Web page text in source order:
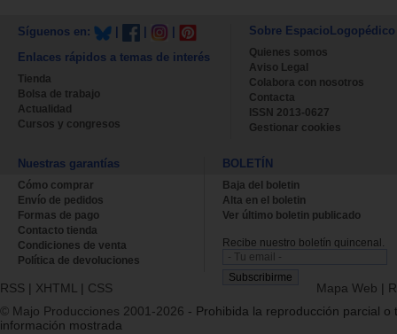
Síguenos en:
Enlaces rápidos a temas de interés
Tienda
Bolsa de trabajo
Actualidad
Cursos y congresos
Sobre EspacioLogopédico
Quienes somos
Aviso Legal
Colabora con nosotros
Contacta
ISSN 2013-0627
Gestionar cookies
Nuestras garantías
Cómo comprar
Envío de pedidos
Formas de pago
Contacto tienda
Condiciones de venta
Política de devoluciones
BOLETÍN
Baja del boletin
Alta en el boletin
Ver último boletin publicado
Recibe nuestro boletín quincenal.
RSS | XHTML | CSS Mapa Web |
© Majo Producciones 2001-2026 - Prohibida la reproducción parcial o
información mostrada